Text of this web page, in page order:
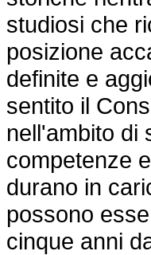
studiosi che
posizione
definite e
sentito il
nell'ambito di
competenze
durano in
possono
cinque anni